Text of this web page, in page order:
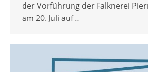
der Vorführung der Falknerei
am 20. Juli auf…